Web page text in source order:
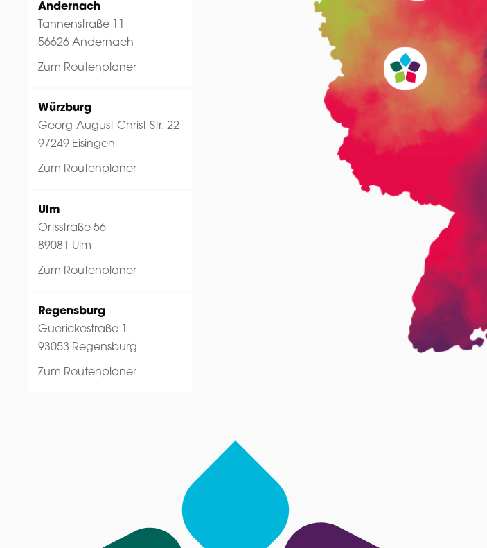
Andernach
Tannenstraße 11
56626 Andernach
Zum Routenplaner
Würzburg
Georg-August-Christ-Str. 22
97249 Eisingen
Zum Routenplaner
Ulm
Ortsstraße 56
89081 Ulm
Zum Routenplaner
Regensburg
Guerickestraße 1
93053 Regensburg
Zum Routenplaner